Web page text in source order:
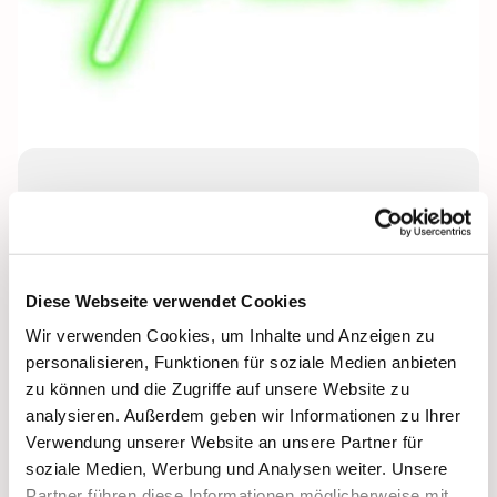
Diese Webseite verwendet Cookies
Wir verwenden Cookies, um Inhalte und Anzeigen zu
personalisieren, Funktionen für soziale Medien anbieten
zu können und die Zugriffe auf unsere Website zu
analysieren. Außerdem geben wir Informationen zu Ihrer
Verwendung unserer Website an unsere Partner für
soziale Medien, Werbung und Analysen weiter. Unsere
Montag, 30. November 2026, 17:00 -
Lichtenplatzer Kapelle
Leitung: Cosima Bockmühl